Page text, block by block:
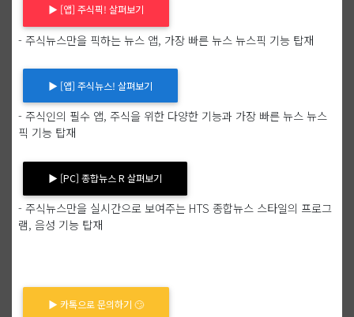
▶ [앱] 주식픽! 살펴보기
- 주식뉴스만을 픽하는 뉴스 앱, 가장 빠른 뉴스 뉴스픽 기능 탑재
▶ [앱] 주식뉴스! 살펴보기
- 주식인의 필수 앱, 주식을 위한 다양한 기능과 가장 빠른 뉴스 뉴스
픽 기능 탑재
▶ [PC] 종합뉴스 R 살펴보기
- 주식뉴스만을 실시간으로 보여주는 HTS 종합뉴스 스타일의 프로그
램, 음성 기능 탑재
▶ 카톡으로 문의하기 🙄